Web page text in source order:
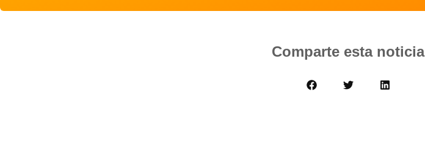
Comparte esta noticia